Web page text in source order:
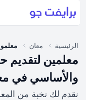
الرئيسية معان
معلمين
والأساسي في
نقدم لك نخبة من